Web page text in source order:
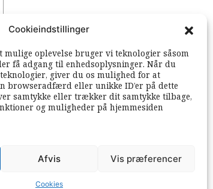
Cookieindstillinger
mulige oplevelse bruger vi teknologier såsom
få adgang til enhedsoplysninger. Når du
giver du os mulighed for at
browseradfærd eller unikke ID’er på dette
samtykke eller trækker dit samtykke tilbage,
og muligheder på hjemmesiden
Afvis Vis præferencer
Cookies